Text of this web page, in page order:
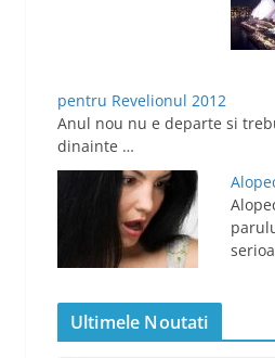
pentru Revelionul 2012
Anul nou nu e departe si
dinainte …
Ultimele Noutati